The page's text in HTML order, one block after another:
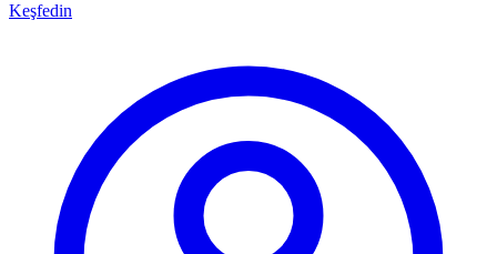
Keşfedin